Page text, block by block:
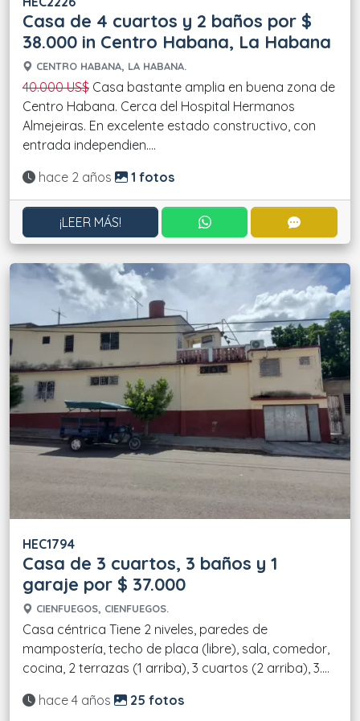
Casa de 4 cuartos y 2 baños por $
38.000 in Centro Habana, La Habana
CENTRO HABANA, LA HABANA.
40.000 US$ Casa bastante amplia en buena zona de
Centro Habana. Cerca del Hospital Hermanos
Almejeiras. En excelente estado constructivo, con
entrada independien....
Actualizado:
hace 2 años 1 fotos
¡LEER MÁS! CONTACTAR POR
HEC1794
Casa de 3 cuartos, 3 baños y 1
garaje por $ 37.000
CIENFUEGOS, CIENFUEGOS.
Casa céntrica Tiene 2 niveles, paredes de
mampostería, techo de placa (libre), sala, comedor,
cocina, 2 terrazas (1 arriba), 3 cuartos (2 arriba), 3....
Actualizado:
hace 4 años 25 fotos